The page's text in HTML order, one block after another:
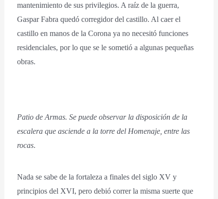
mantenimiento de sus privilegios. A raíz de la guerra,
Gaspar Fabra quedó corregidor del castillo. Al caer el
castillo en manos de la Corona ya no necesitó funciones
residenciales, por lo que se le sometió a algunas pequeñas
obras.
Patio de Armas. Se puede observar la disposición de la
escalera que asciende a la torre del Homenaje, entre las
rocas.
Nada se sabe de la fortaleza a finales del siglo XV y
principios del XVI, pero debió correr la misma suerte que